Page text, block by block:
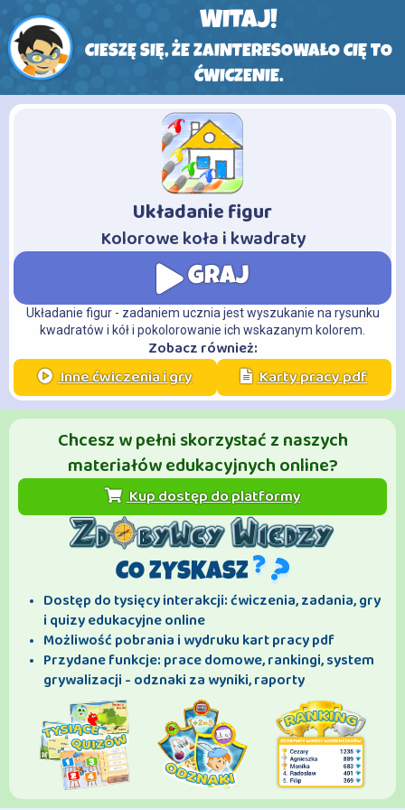
WITAJ!
CIESZĘ SIĘ, ŻE ZAINTERESOWAŁO CIĘ TO
ĆWICZENIE.
Układanie figur
-
Kolorowe koła i kwadraty
GRAJ
Układanie figur - zadaniem ucznia jest wyszukanie na rysunku
kwadratów i kół i pokolorowanie ich wskazanym kolorem.
Zobacz również:
Inne ćwiczenia i gry Karty pracy pdf
Chcesz w pełni skorzystać z naszych
materiałów edukacyjnych online?
Kup dostęp do platformy
CO ZYSKASZ
Dostęp do tysięcy interakcji: ćwiczenia, zadania, gry
i quizy edukacyjne online
Możliwość pobrania i wydruku kart pracy pdf
Przydane funkcje: prace domowe, rankingi, system
grywalizacji - odznaki za wyniki, raporty